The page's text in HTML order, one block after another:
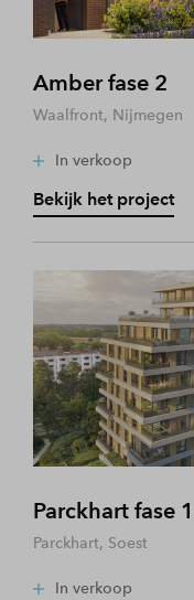
Amber fase 2
Waalfront, Nijmegen
In verkoop
Bekijk het project
Parckhart fase 1
Parckhart, Soest
In verkoop